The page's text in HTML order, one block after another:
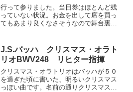
ンサート
行って参りました。当日券はほとんど残
っていない状況。お金を出して席を買っ
てもあまり良くなさそうなので舞台裏近
であって、金管ましましだと思えば、楽
しいもの。ただかなり良い...
J.S.バッハ クリスマス・オラト
リオBWV248 リヒター指揮
クリスマス・オラトリオはバッハが５０
を過ぎた頃に書いた、明るいクリスマス
っぽい曲です。名前の通りクリスマスか